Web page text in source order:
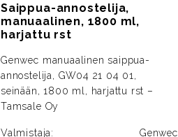
Saippua-annostelija,
manuaalinen, 1800 ml,
harjattu rst
Genwec manuaalinen saippua-
annostelija, GW04 21 04 01,
seinään, 1800 ml, harjattu rst –
Tamsale Oy
Valmistaja:
Genwec